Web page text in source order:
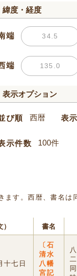
緯度・経度
端
端
表示オプション
び順 表
示件数
ます。西暦、書名
書名
十七日
〔石
清水
八幡
宮記